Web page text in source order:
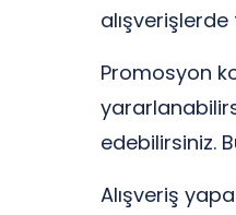
alışverişlerde
Promosyon
edebilirsiniz.
Alışveriş